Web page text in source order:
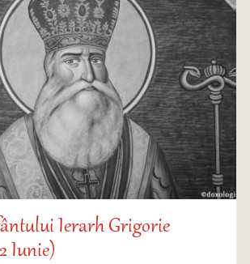
Ierarh Grigorie
Iunie)